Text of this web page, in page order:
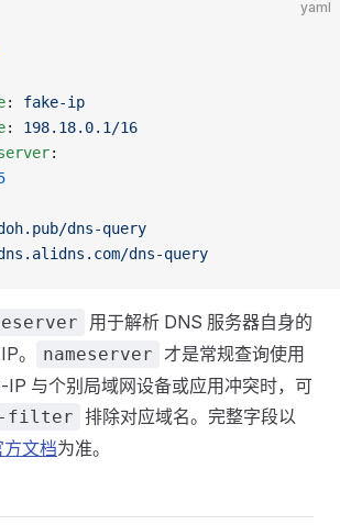
yaml
: fake-ip
: 198.18.0.1/16
:
dns-query
dns-query
用于解析 DNS 服务器自身的
。
nameserver 才是常规查询使用
IP 与个别局域网设备或应用冲突时，可
filter 排除对应域名。完整字段以
文档为准。